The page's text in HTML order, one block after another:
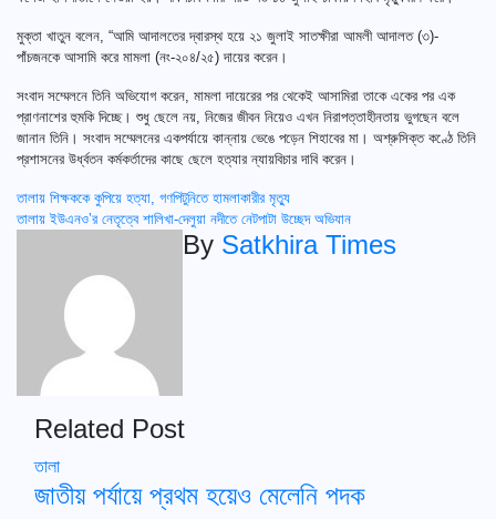
মুক্তা খাতুন বলেন, “আমি আদালতের দ্বারস্থ হয়ে ২১ জুলাই সাতক্ষীরা আমলী আদালত (৩)-
পাঁচজনকে আসামি করে মামলা (নং-২০৪/২৫) দায়ের করেন।
সংবাদ সম্মেলনে তিনি অভিযোগ করেন, মামলা দায়েরের পর থেকেই আসামিরা তাকে একের পর এক
প্রাণনাশের হুমকি দিচ্ছে। শুধু ছেলে নয়, নিজের জীবন নিয়েও এখন নিরাপত্তাহীনতায় ভুগছেন বলে
জানান তিনি। সংবাদ সম্মেলনের একপর্যায়ে কান্নায় ভেঙে পড়েন শিহাবের মা। অশ্রুসিক্ত কণ্ঠে তিনি
প্রশাসনের উর্ধ্বতন কর্মকর্তাদের কাছে ছেলে হত্যার ন্যায়বিচার দাবি করেন।
Post
তালায় শিক্ষককে কুপিয়ে হত্যা, গণপিটুনিতে হামলাকারীর মৃত্যু
তালায় ইউএনও’র নেতৃত্বে শালিখা-দেলুয়া নদীতে নেটপাটা উচ্ছেদ অভিযান
By Satkhira Times
Related Post
তালা
জাতীয় পর্যায়ে প্রথম হয়েও মেলেনি পদক